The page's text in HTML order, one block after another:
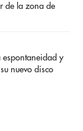
de la zona de
espontaneidad y
nuevo disco